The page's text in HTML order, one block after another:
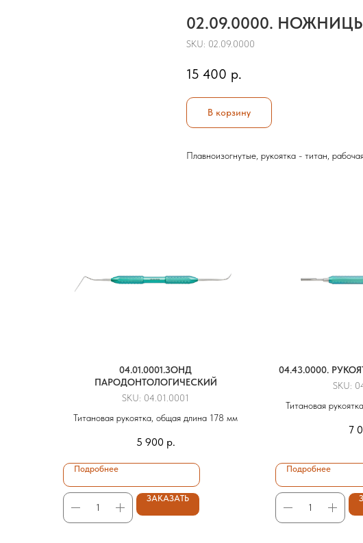
02.09.0000.
SKU: 02.09.0000
15 400 р.
В корзину
Плавноизогнутые, рукоятка - титан,
04.01.0001.ЗОНД
ПАРОДОНТОЛОГИЧЕСКИЙ
SKU: 04.01.0001
Титановая рукоятка, общая длина 178 мм
5 900 р.
Подробнее
ЗАКАЗАТЬ
04.43.0000.
SKU:
Титановая
7
Подробнее